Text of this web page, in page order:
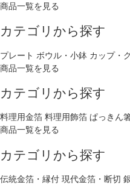
商品一覧を見る
カテゴリから探す
プレート ボウル・小鉢 カップ・
商品一覧を見る
カテゴリから探す
料理用金箔 料理用飾箔 ぱっきん
商品一覧を見る
カテゴリから探す
伝統金箔・縁付 現代金箔・断切